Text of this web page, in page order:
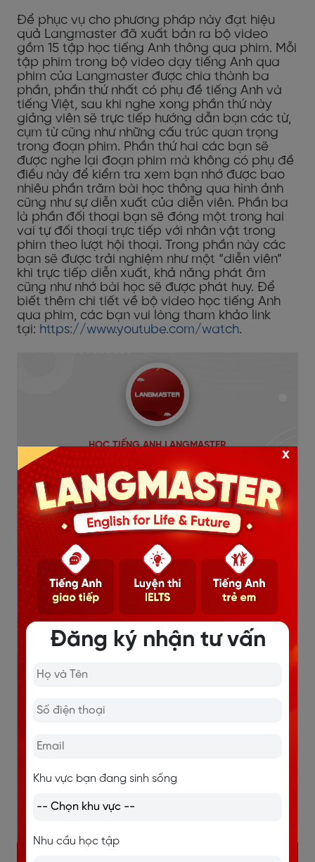
Để phục vụ cho phương pháp này đạt hiệu
quả Langmaster đã xuất bản ra bộ video
gồm 15 tập học tiếng Anh thông qua phim. Mỗi
tập phim trong bộ video dạy tiếng Anh qua
phim của Langmaster được chia thành ba
phần, phần thứ nhất có phụ đề tiếng Anh và
tiếng Việt, sau khi nghe xong phần thứ này
giảng viên sẽ trực tiếp hướng dẫn bạn các từ,
cụm từ cũng như những cấu trúc quan trọng
trong đoạn phim. Phần thứ hai các bạn sẽ
được nghe lại đoạn phim mà không có phụ đề
điều này để kiểm tra xem bạn nhớ được bao
nhiêu phần trăm bài học thông qua hình ảnh
cũng như sự diễn xuất của diễn viên. Phần ba
là phần đối thoại bạn sẽ đóng một trong hai
vai tự đối thoại trực tiếp với nhân vật trong
phim theo lượt hội thoại. Trong phần này các
bạn sẽ được trải nghiệm như một “diễn viên”
khi trực tiếp diễn xuất, khả năng phát âm
cũng như nhớ bài học sẽ được phát huy. Để
biết thêm chi tiết về bộ video học tiếng Anh
qua phim, các bạn vui lòng tham khảo link
tại: https://www.youtube.com/watch.
HỌC TIẾNG ANH LANGMASTER
Langmaster là hệ sinh thái đào tạo tiếng Anh
toàn diện với 16+ năm uy tín, bao gồm các
chương trình: Tiếng Anh giao tiếp, Luyện thi
IELTS và tiếng Anh trẻ em. Hàng trăm nghìn học
viên trên toàn cầu, 95% học viên đạt mục tiêu
đầu ra.
Nội Dung Hot
Đăng ký nhận tư vấn
Khu vực bạn đang sinh sống
Nhu cầu học tập
x